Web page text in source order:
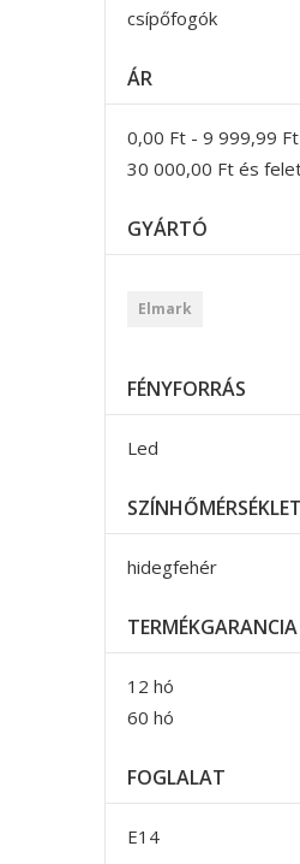
csípőfogók
ÁR
0,00 Ft - 9 999,99 Ft
30 000,00 Ft és
GYÁRTÓ
Elmark
FÉNYFORRÁS
Led
SZÍNHŐMÉRSÉKLET
hidegfehér
TERMÉKGARANCIA
12 hó
60 hó
FOGLALAT
E14